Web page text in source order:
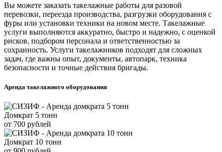
Вы можете заказать такелажные работы для разовой
перевозки, переезда производства, разгрузки оборудования с
фуры или установки техники на новом месте. Такелажные
услуги выполняются аккуратно, быстро и надежно, с оценкой
рисков, подбором персонала и ответственностью за
сохранность. Услуги такелажников подходят для сложных
задач, где важны опыт, документы, автопарк, техника
безопасности и точные действия бригады.
Аренда такелажного оборудования
Домкрат 5 тонн
от 700 рублей
Домкрат 10 тонн